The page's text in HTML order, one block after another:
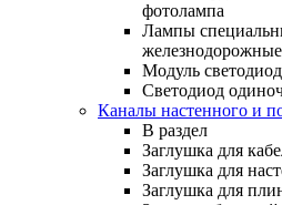
фотолампа
Лампы
Модуль
Светодиод
Каналы настенного и
В раздел
Заглушка для
Заглушка для
Заглушка для